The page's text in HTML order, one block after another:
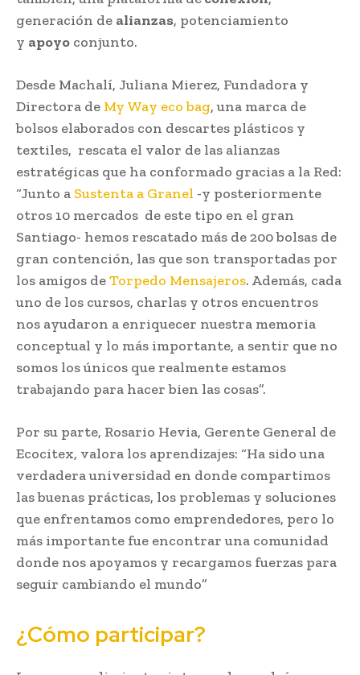
generación de alianzas, potenciamiento
y apoyo conjunto.
Desde Machalí, Juliana Mierez, Fundadora y
Directora de My Way eco bag, una marca de
bolsos elaborados con descartes plásticos y
textiles, rescata el valor de las alianzas
estratégicas que ha conformado gracias a la Red:
“Junto a Sustenta a Granel -y posteriormente
otros 10 mercados de este tipo en el gran
Santiago- hemos rescatado más de 200 bolsas de
gran contención, las que son transportadas por
los amigos deTorpedo Mensajeros. Además, cada
uno de los cursos, charlas y otros encuentros
nos ayudaron a enriquecer nuestra memoria
conceptual y lo más importante, a sentir que no
somos los únicos que realmente estamos
trabajando para hacer bien las cosas”.
Por su parte, Rosario Hevia, Gerente General de
Ecocitex, valora los aprendizajes: “Ha sido una
verdadera universidad en donde compartimos
las buenas prácticas, los problemas y soluciones
que enfrentamos como emprendedores, pero lo
más importante fue encontrar una comunidad
donde nos apoyamos y recargamos fuerzas para
seguir cambiando el mundo”
¿Cómo participar?